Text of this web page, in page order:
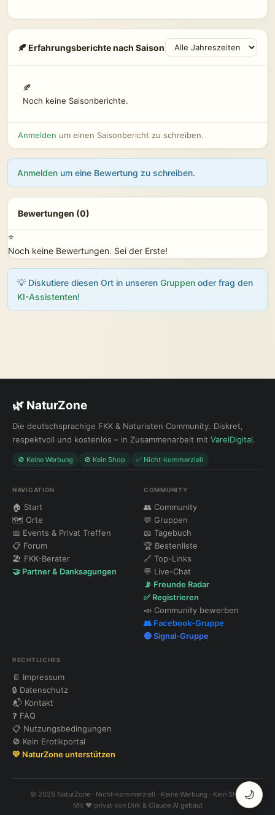
🌙
🍂 Erfahrungsberichte nach Saison
🍂
Noch keine Saisonberichte.
Anmelden um einen Saisonbericht zu schreiben.
Anmelden um eine Bewertung zu schreiben.
Bewertungen (0)
⭐
Noch keine Bewertungen. Sei der Erste!
💡 Diskutiere diesen Ort in unseren Gruppen oder frag den
KI-Assistenten!
🌿 NaturZone
Die deutschsprachige FKK & Naturisten Community. Diskret,
respektvoll und kostenlos – in Zusammenarbeit mit VarelDigital.
🚫 Keine Werbung 🚫 Kein Shop ✅ Nicht-kommerziell
NAVIGATION
🏠 Start
🗺 Orte
📅 Events & Privat Treffen
📋 Forum
🏖 FKK-Berater
🤝 Partner & Danksagungen
COMMUNITY
👥 Community
💬 Gruppen
📖 Tagebuch
🏆 Bestenliste
🔗 Top-Links
💬 Live-Chat
📡 Freunde Radar
✅ Registrieren
📣 Community bewerben
👥 Facebook-Gruppe
🔵 Signal-Gruppe
RECHTLICHES
📄 Impressum
🔒 Datenschutz
📬 Kontakt
❓ FAQ
📋 Nutzungsbedingungen
🚫 Kein Erotikportal
💛 NaturZone unterstützen
© 2026 NaturZone · Nicht-kommerziell · Keine Werbung · Kein Shop
Mit ❤️ privat von Dirk & Claude AI gebaut